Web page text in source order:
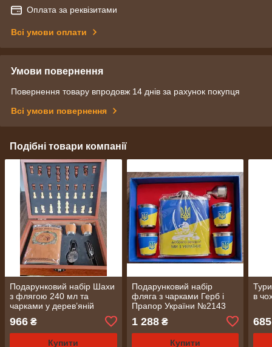
Оплата за реквізитами
Всі умови оплати
Умови повернення
Повернення товару впродовж 14 днів за рахунок покупця
Всі умови повернення
Подібні товари компанії
Подарунковий набір Шахи
з флягою 240 мл та
чарками у дерев’яній
966 ₴
Купити
Подарунковий набір
фляга з чарками Герб і
Прапор України №2143
1 288₴
Купити
в
685